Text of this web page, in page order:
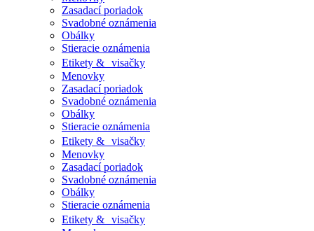
Zasadací poriadok
Svadobné oznámenia
Obálky
Stieracie oznámenia
Etikety & visačky
Menovky
Zasadací poriadok
Svadobné oznámenia
Obálky
Stieracie oznámenia
Etikety & visačky
Menovky
Zasadací poriadok
Svadobné oznámenia
Obálky
Stieracie oznámenia
Etikety & visačky